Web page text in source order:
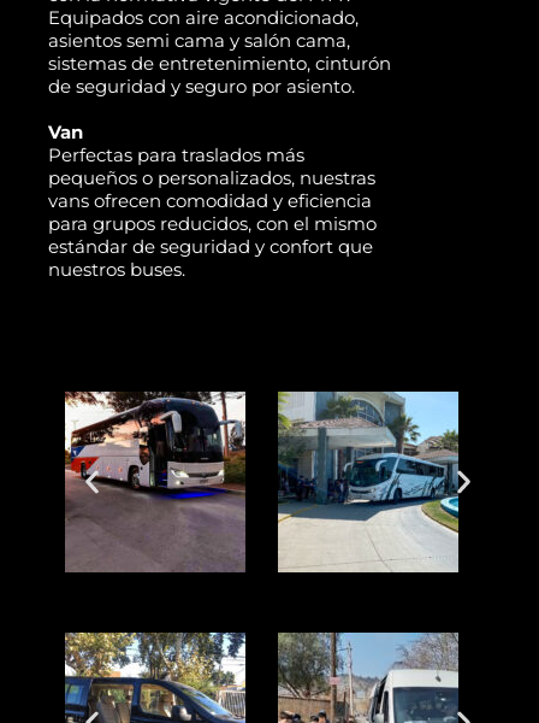
Equipados con aire acondicionado,
asientos semi cama y salón cama,
sistemas de entretenimiento, cinturón
de seguridad y seguro por asiento.
Van
Perfectas para traslados más
pequeños o personalizados, nuestras
vans ofrecen comodidad y eficiencia
para grupos reducidos, con el mismo
estándar de seguridad y confort que
nuestros buses.